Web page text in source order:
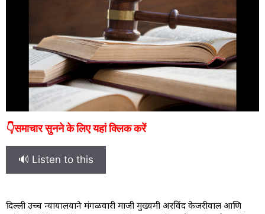
👇समाचार सुनने के लिए यहां क्लिक करें
🔊 Listen to this
दिल्ली उच्च न्यायालयाने मंगळवारी माजी मुख्यमंत्री अरविंद केजरीवाल आणि